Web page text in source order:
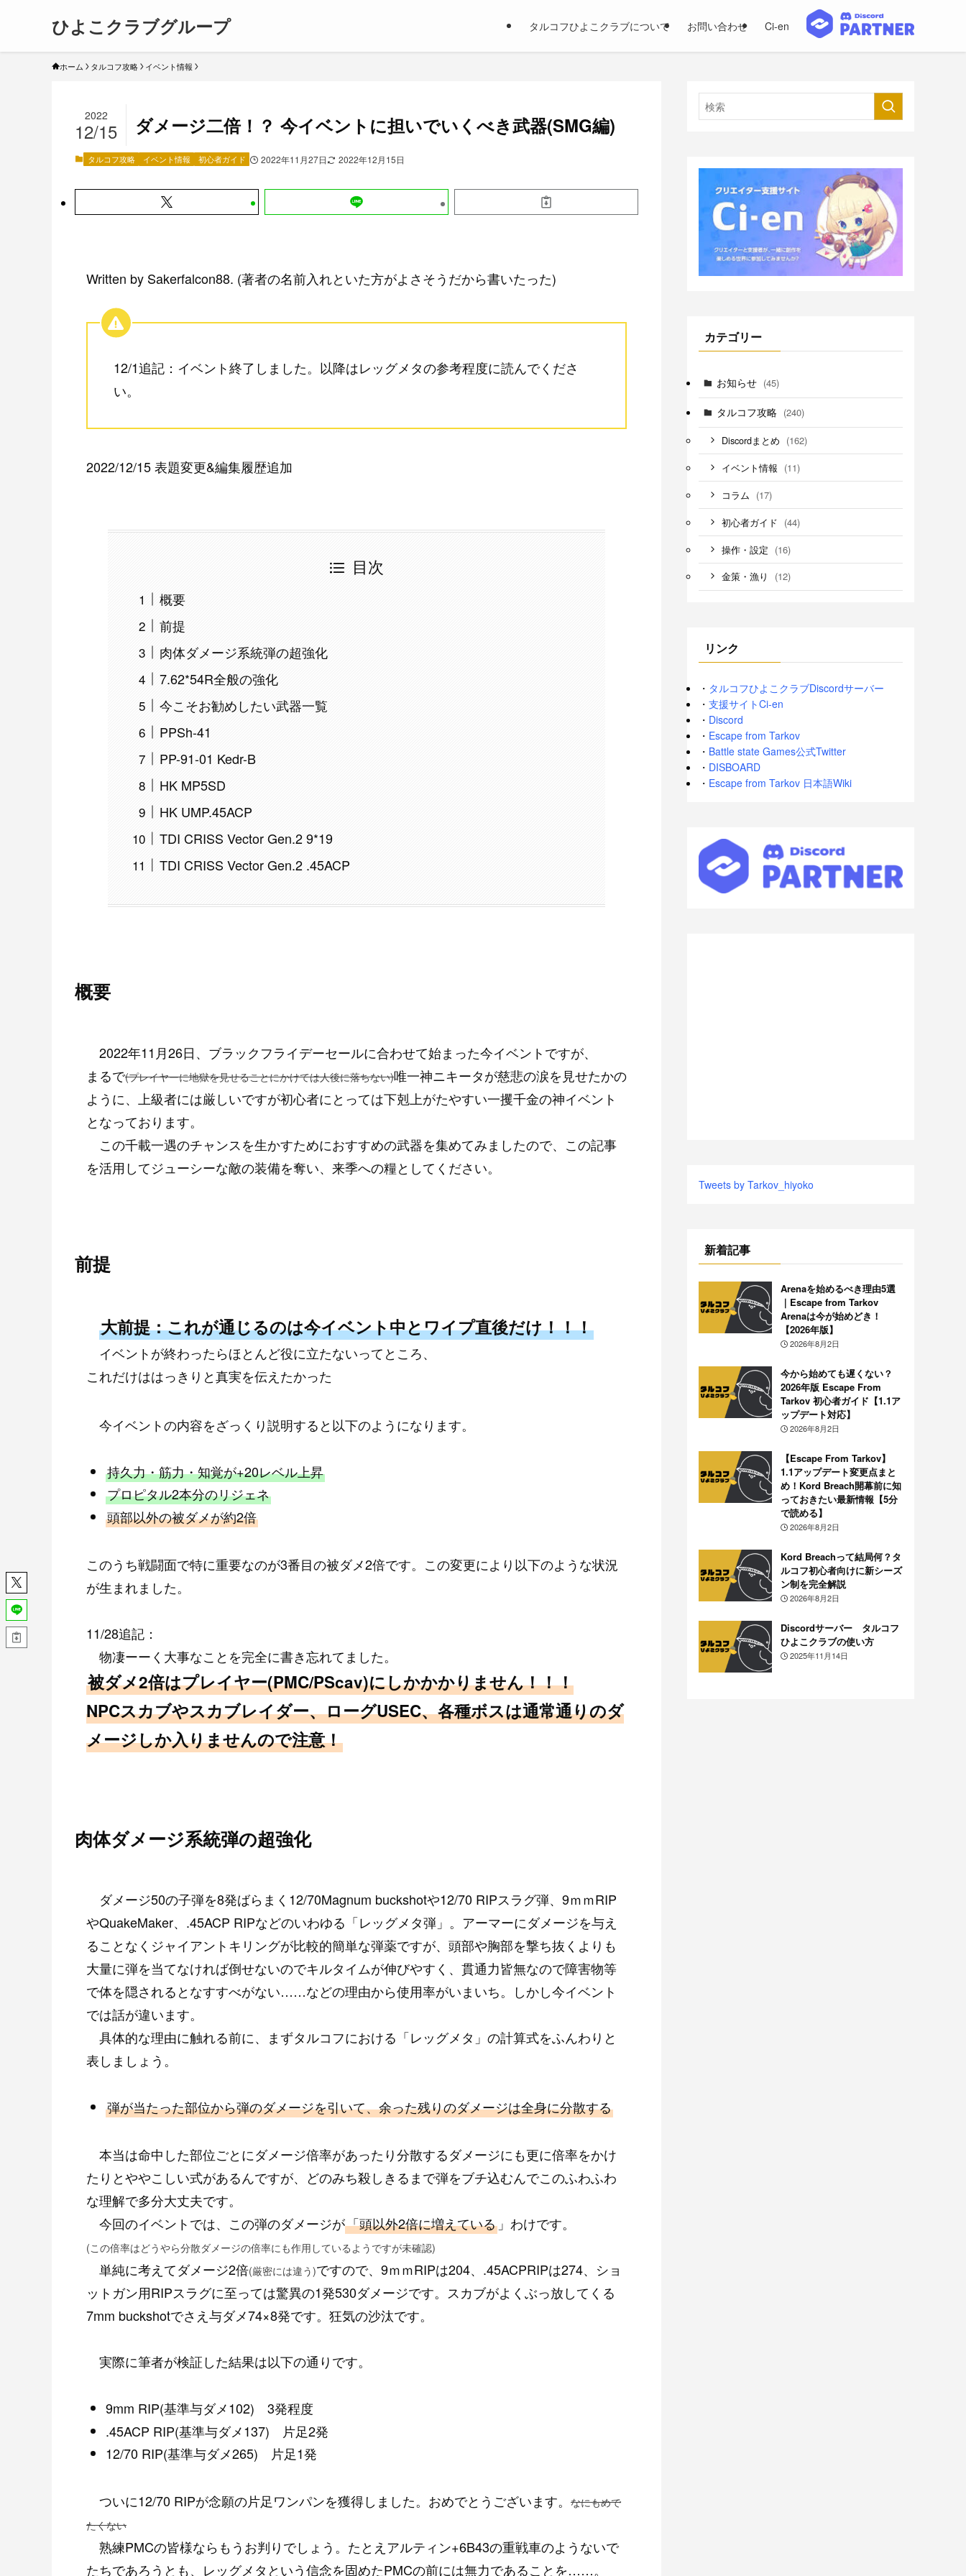
ひよこクラブグループ タルコフひよこクラブについて お問い合わせ Ci-en
ホーム タルコフ攻略 イベント情報
ダメージ二倍！？ 今イベントに担いでいくべき武器(SMG編)
2022
12/15
タルコフ攻略 イベント情報 初心者ガイド 2022年11月27日 2022年12月15日
Written by Sakerfalcon88. (著者の名前入れといた方がよさそうだから書いたった)
12/1追記：イベント終了しました。以降はレッグメタの参考程度に読んでくださ
い。
2022/12/15 表題変更&編集履歴追加
目次
概要
前提
肉体ダメージ系統弾の超強化
7.62*54R全般の強化
今こそお勧めしたい武器一覧
PPSh-41
PP-91-01 Kedr-B
HK MP5SD
HK UMP.45ACP
TDI CRISS Vector Gen.2 9*19
TDI CRISS Vector Gen.2 .45ACP
概要
2022年11月26日、ブラックフライデーセールに合わせて始まった今イベントですが、
まるで(プレイヤーに地獄を見せることにかけては人後に落ちない)唯一神ニキータが慈悲の涙を見せたかの
ように、上級者には厳しいですが初心者にとっては下剋上がたやすい一攫千金の神イベント
となっております。
この千載一遇のチャンスを生かすためにおすすめの武器を集めてみましたので、この記事
を活用してジューシーな敵の装備を奪い、来季への糧としてください。
前提
大前提：これが通じるのは今イベント中とワイプ直後だけ！！！
イベントが終わったらほとんど役に立たないってところ、
これだけははっきりと真実を伝えたかった
今イベントの内容をざっくり説明すると以下のようになります。
持久力・筋力・知覚が+20レベル上昇
プロピタル2本分のリジェネ
頭部以外の被ダメが約2倍
このうち戦闘面で特に重要なのが3番目の被ダメ2倍です。この変更により以下のような状況
が生まれました。
11/28追記：
物凄ーーく大事なことを完全に書き忘れてました。
被ダメ2倍はプレイヤー(PMC/PScav)にしかかかりません！！！
NPCスカブやスカブレイダー、ローグUSEC、各種ボスは通常通りのダ
メージしか入りませんので注意！
肉体ダメージ系統弾の超強化
ダメージ50の子弾を8発ばらまく12/70Magnum buckshotや12/70 RIPスラグ弾、9ｍｍRIP
やQuakeMaker、.45ACP RIPなどのいわゆる「レッグメタ弾」。アーマーにダメージを与え
ることなくジャイアントキリングが比較的簡単な弾薬ですが、頭部や胸部を撃ち抜くよりも
大量に弾を当てなければ倒せないのでキルタイムが伸びやすく、貫通力皆無なので障害物等
で体を隠されるとなすすべがない……などの理由から使用率がいまいち。しかし今イベント
では話が違います。
具体的な理由に触れる前に、まずタルコフにおける「レッグメタ」の計算式をふんわりと
表しましょう。
弾が当たった部位から弾のダメージを引いて、余った残りのダメージは全身に分散する
本当は命中した部位ごとにダメージ倍率があったり分散するダメージにも更に倍率をかけ
たりとややこしい式があるんですが、どのみち殺しきるまで弾をブチ込むんでこのふわふわ
な理解で多分大丈夫です。
今回のイベントでは、この弾のダメージが「頭以外2倍に増えている 」わけです。
(この倍率はどうやら分散ダメージの倍率にも作用しているようですが未確認)
単純に考えてダメージ2倍(厳密には違う)ですので、9ｍｍRIPは204、.45ACPRIPは274、ショ
ットガン用RIPスラグに至っては驚異の1発530ダメージです。スカブがよくぶっ放してくる
7mm buckshotでさえ与ダメ74×8発です。狂気の沙汰です。
実際に筆者が検証した結果は以下の通りです。
9mm RIP(基準与ダメ102) 3発程度
.45ACP RIP(基準与ダメ137) 片足2発
12/70 RIP(基準与ダメ265) 片足1発
ついに12/70 RIPが念願の片足ワンパンを獲得しました。おめでとうございます。 なにもめで
たくない
熟練PMCの皆様ならもうお判りでしょう。たとえアルティン+6B43の重戦車のようないで
たちであろうとも、レッグメタという信念を固めたPMCの前には無力であることを……。
カテゴリー
お知らせ (45)
タルコフ攻略 (240)
Discordまとめ (162)
イベント情報 (11)
コラム (17)
初心者ガイド (44)
操作・設定 (16)
金策・漁り (12)
リンク
・ タルコフひよこクラブDiscordサーバー
・ 支援サイトCi-en
・ Discord
・ Escape from Tarkov
・ Battle state Games公式Twitter
・ DISBOARD
・ Escape from Tarkov 日本語Wiki
Tweets by Tarkov_hiyoko
新着記事
Arenaを始めるべき理由5選
｜Escape from Tarkov
Arenaは今が始めどき！
【2026年版】
2026年8月2日
今から始めても遅くない？
2026年版 Escape From
Tarkov 初心者ガイド【1.1ア
ップデート対応】
2026年8月2日
【Escape From Tarkov】
1.1アップデート変更点まと
め！Kord Breach開幕前に知
っておきたい最新情報【5分
で読める】
2026年8月2日
Kord Breachって結局何？タ
ルコフ初心者向けに新シーズ
ン制を完全解説
2026年8月2日
Discordサーバー タルコフ
ひよこクラブの使い方
2025年11月14日